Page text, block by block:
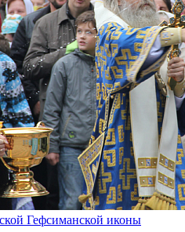
Гефсиманской иконы